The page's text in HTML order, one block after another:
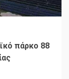
πάρκο 88